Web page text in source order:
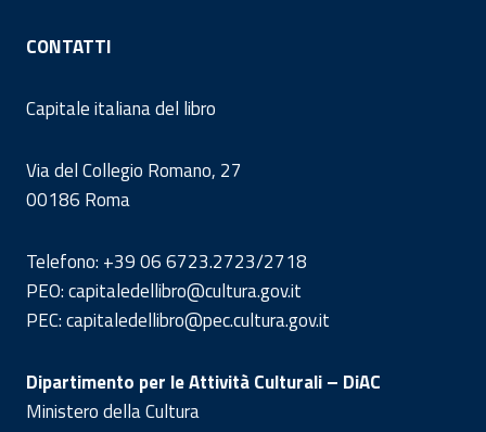
CONTATTI
Capitale italiana del libro
Via del Collegio Romano, 27
00186 Roma
Telefono: +39 06 6723.2723/2718
PEO: capitaledellibro@cultura.gov.it
PEC: capitaledellibro@pec.cultura.gov.it
Dipartimento per le Attività Culturali – DiAC
Ministero della Cultura